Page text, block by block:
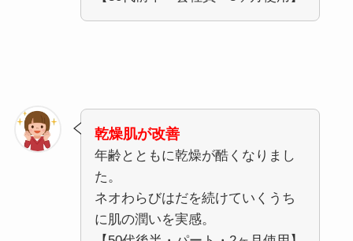
乾燥肌が改善
年齢とともに乾燥が酷くなりまし
た。
ネオわらびはだを続けていくうち
に肌の潤いを実感。